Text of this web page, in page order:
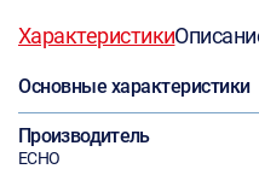
Характеристики
Основные характеристики
Производитель
ECHO